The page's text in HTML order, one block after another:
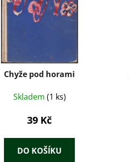
Chyže pod horami
Skladem (1 ks)
39 Kč
DO KOŠÍKU